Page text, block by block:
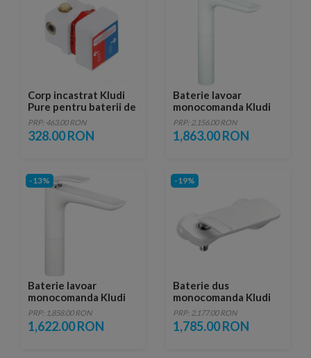
Corp incastrat Kludi
Pure pentru baterii de
dus
PRP: 463.00 RON
328.00 RON
Baterie lavoar
monocomanda Kludi
Balance White inalta
H27 cm
PRP: 2,156.00 RON
1,863.00 RON
-13%
Baterie lavoar
monocomanda Kludi
Balance White inalta
H21 cm
PRP: 1,858.00 RON
1,622.00 RON
-19%
Baterie dus
monocomanda Kludi
Balance White
PRP: 2,177.00 RON
1,785.00 RON